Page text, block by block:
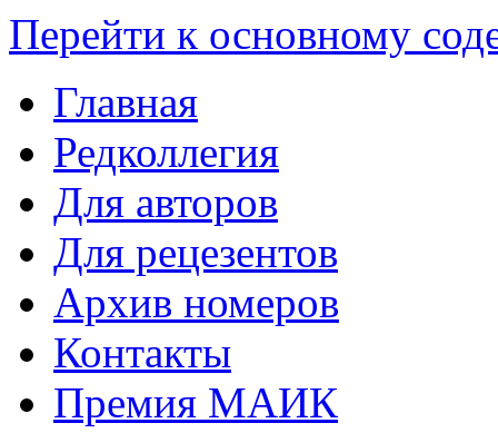
Перейти к основному
Главная
Редколлегия
Для авторов
Для рецезентов
Архив номеров
Контакты
Премия МАИК